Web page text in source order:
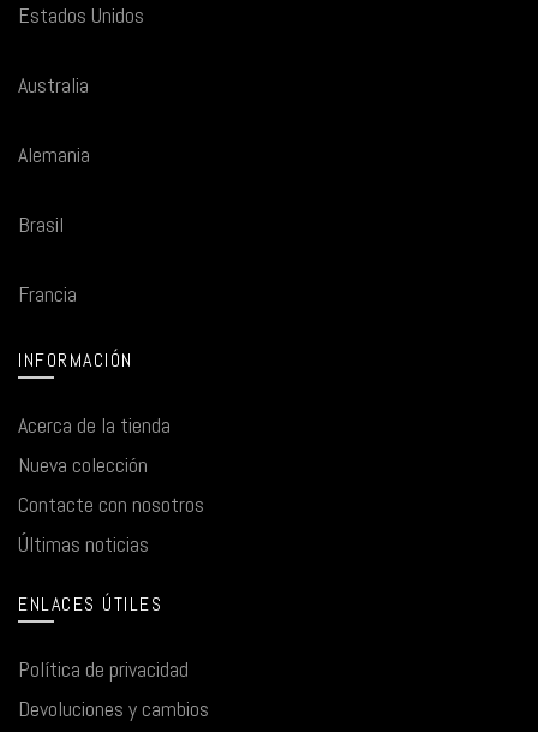
Estados Unidos
Australia
Alemania
Brasil
Francia
INFORMACIÓN
Acerca de la tienda
Nueva colección
Contacte con nosotros
Últimas noticias
ENLACES ÚTILES
Política de privacidad
Devoluciones y cambios